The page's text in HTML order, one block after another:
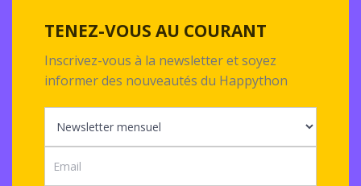
TENEZ-VOUS AU COURANT
Inscrivez-vous à la newsletter et soyez
informer des nouveautés du Happython